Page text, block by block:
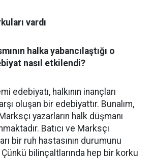
vardı
halka yabancılaştığı o
nasıl etkilendi?
edebiyatı, halkının inançları
oluşan bir edebiyattır. Bunalım,
yazarların halk düşmanı
Batıcı ve Marksçı
bir ruh hastasının durumunu
Çünkü bilinçaltlarında hep bir korku